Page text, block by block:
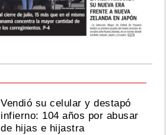
Vendió su celular y destapó
infierno: 104 años por abusar
de hijas e hijastra